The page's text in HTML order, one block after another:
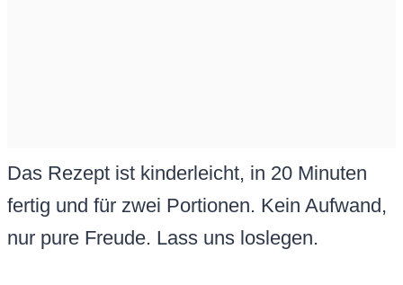
Das Rezept ist kinderleicht, in 20 Minuten
fertig und für zwei Portionen. Kein Aufwand,
nur pure Freude. Lass uns loslegen.